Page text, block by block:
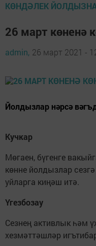
КӨНДӘЛЕК
26 март көненә
admin, 26 март 2021 -
Йолдызлар нәрсә
Кучкар
Мөгаен, бүгенге
көнне йолдызлар
уйларга киңәш итә.
Үгезбозау
Сезнең активлык һәм
хезмәттәшләр